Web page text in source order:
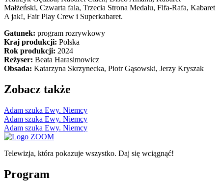
Małżeński, Czwarta fala, Trzecia Strona Medalu, Fifa-Rafa, Kabaret
A jak!, Fair Play Crew i Superkabaret.
Gatunek: program rozrywkowy
Kraj produkcji: Polska
Rok produkcji: 2024
Reżyser: Beata Harasimowicz
Obsada: Katarzyna Skrzynecka, Piotr Gąsowski, Jerzy Kryszak
Zobacz także
Adam szuka Ewy. Niemcy
Adam szuka Ewy. Niemcy
Adam szuka Ewy. Niemcy
Telewizja, która pokazuje wszystko. Daj się wciągnąć!
Program